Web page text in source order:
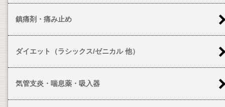
鎮痛剤・痛み止め
ダイエット（ラシックス/ゼニカル 他）
気管支炎・喘息薬・吸入器